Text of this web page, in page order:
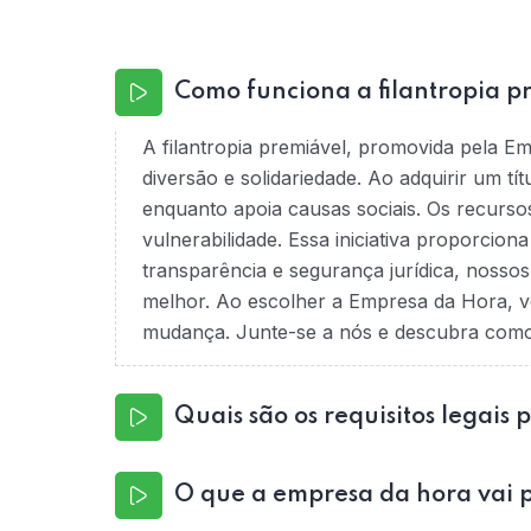
Como funciona a filantropia
A filantropia premiável, promovida pela
diversão e solidariedade. Ao adquirir um
enquanto apoia causas sociais. Os
vulnerabilidade. Essa iniciativa
transparência e segurança jurídica,
melhor. Ao escolher a Empresa da Hora,
mudança. Junte-se a nós e descubra
Quais são os requisitos legais
O que a empresa da hora vai